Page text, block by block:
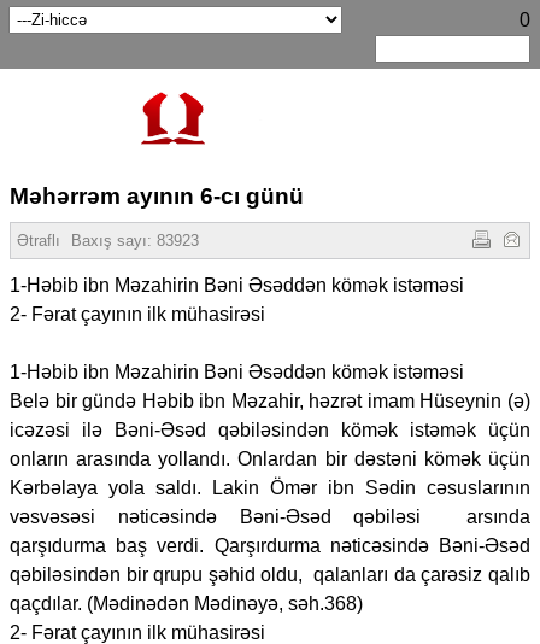
0
Məhərrəm ayının 6-cı günü
Ətraflı Baxış sayı: 83923
1-Həbib ibn Məzahirin Bəni Əsəddən kömək istəməsi
2- Fərat çayının ilk mühasirəsi
1-Həbib ibn Məzahirin Bəni Əsəddən kömək istəməsi
Belə bir gündə Həbib ibn Məzahir, həzrət imam Hüseynin (ə)
icəzəsi ilə Bəni-Əsəd qəbiləsindən kömək istəmək üçün
onların arasında yollandı. Onlardan bir dəstəni kömək üçün
Kərbəlaya yola saldı. Lakin Ömər ibn Sədin cəsuslarının
vəsvəsəsi nəticəsində Bəni-Əsəd qəbiləsi arsında
qarşıdurma baş verdi. Qarşırdurma nəticəsində Bəni-Əsəd
qəbiləsindən bir qrupu şəhid oldu, qalanları da çarəsiz qalıb
qaçdılar. (Mədinədən Mədinəyə, səh.368)
2- Fərat çayının ilk mühasirəsi